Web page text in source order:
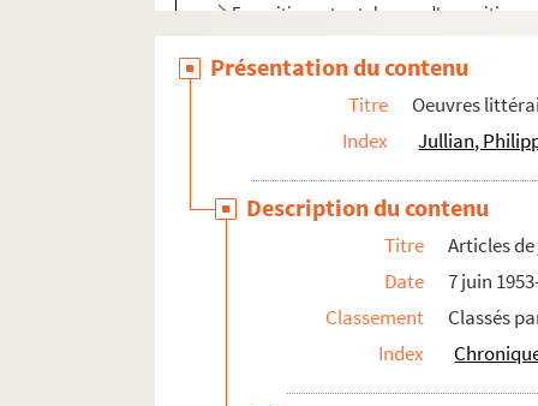
Expositions et catalogues d'expositions
Oeuvres graphiques
Photographies
Documents relatifs à la publication des
Articles et documents sur Philippe Jullian
Papiers de Ghislain de Diesbach
Présentation du contenu
Titre
Oeuvres
Index
Jullian,
Description du contenu
Titre
Articles
Date
7 juin
Classement
Classés
Index